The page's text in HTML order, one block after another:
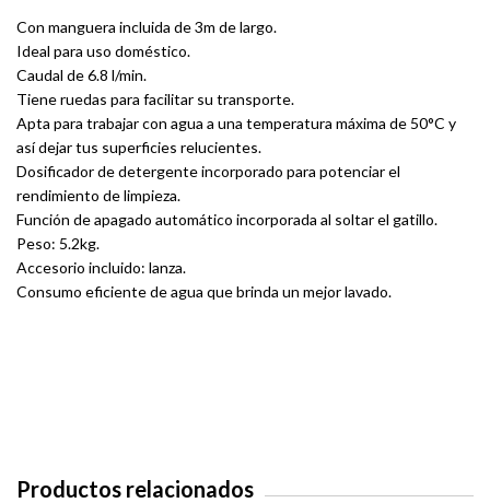
Con manguera incluida de 3m de largo.
Ideal para uso doméstico.
Caudal de 6.8 l/min.
Tiene ruedas para facilitar su transporte.
Apta para trabajar con agua a una temperatura máxima de 50°C y
así dejar tus superficies relucientes.
Dosificador de detergente incorporado para potenciar el
rendimiento de limpieza.
Función de apagado automático incorporada al soltar el gatillo.
Peso: 5.2kg.
Accesorio incluido: lanza.
Consumo eficiente de agua que brinda un mejor lavado.
Productos relacionados